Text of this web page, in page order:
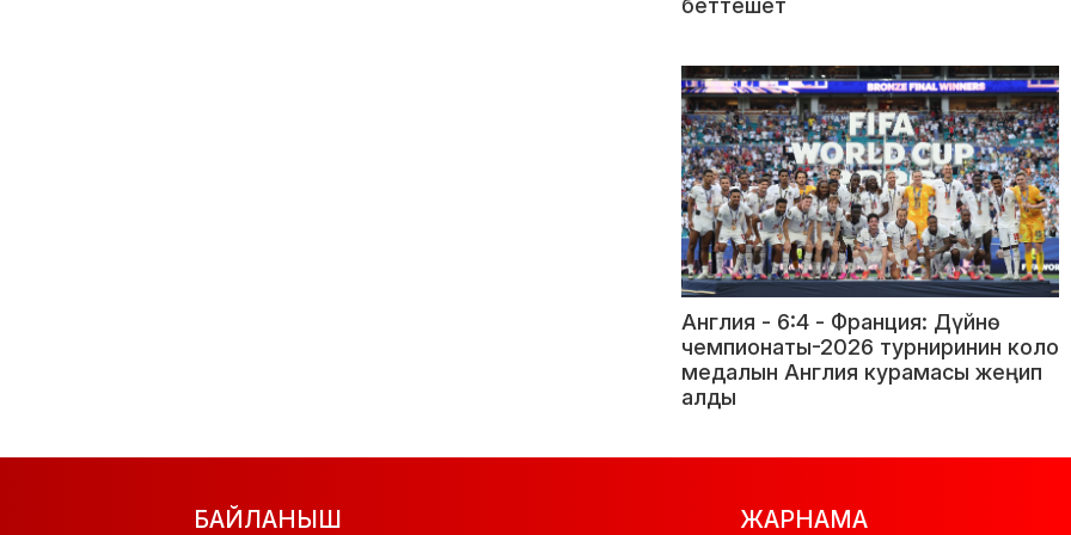
беттешет
Англия - 6:4 - Франция: Дүйнө
чемпионаты-2026 турниринин коло
медалын Англия курамасы жеңип
алды
БАЙЛАНЫШ ЖАРНАМА